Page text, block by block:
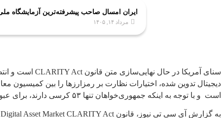
ایران امسال صاحب پیشرفته‌ترین آزمایشگاه
مرداد ۱۴, ۱۴۰۵
است و با توجه به اینکه جمهوری‌خواهان تنها ۵۳ کرسی دارند، برای عبور از سد اختیار وتو (Filibuster) به حمایت حداقل ۷ سناتور دموکرات نیاز خواهند داشت .